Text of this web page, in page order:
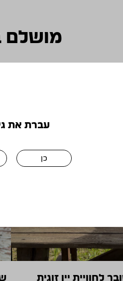
עברת את גיל
כן
מושלם
לחוויית יין זוגית